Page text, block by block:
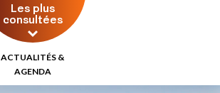
Les plus
consultées
ACTUALITÉS &
AGENDA